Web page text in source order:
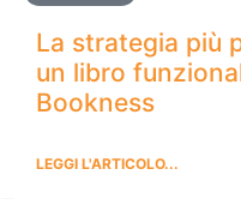
La strategia più
un libro
Bookness
LEGGI L'ARTICOLO...